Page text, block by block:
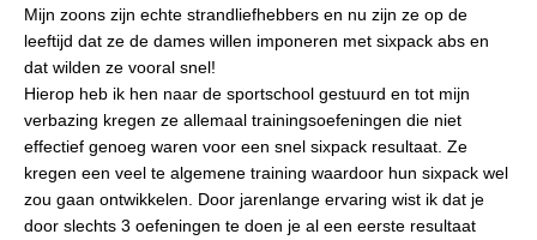
Mijn zoons zijn echte strandliefhebbers en nu zijn ze op de
leeftijd dat ze de dames willen imponeren met sixpack abs en
dat wilden ze vooral snel!
Hierop heb ik hen naar de sportschool gestuurd en tot mijn
verbazing kregen ze allemaal trainingsoefeningen die niet
effectief genoeg waren voor een snel sixpack resultaat. Ze
kregen een veel te algemene training waardoor hun sixpack wel
zou gaan ontwikkelen. Door jarenlange ervaring wist ik dat je
door slechts 3 oefeningen te doen je al een eerste resultaat